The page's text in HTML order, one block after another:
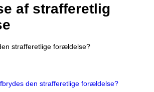
af strafferetlig
strafferetlige forældelse?
den strafferetlige forældelse?